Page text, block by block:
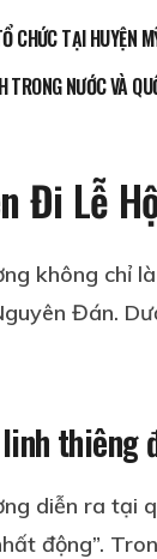
CHỨC TẠI HUYỆN
TRONG NƯỚC VÀ
Đi Lễ
không chỉ
Đán.
thiêng
diễn ra tại
động”.